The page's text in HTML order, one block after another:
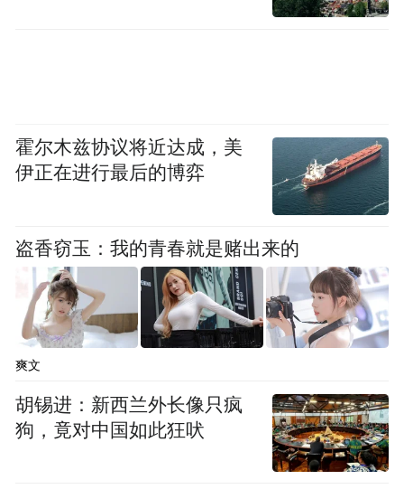
鱼河岸横町
或许在清晨5点，你会带着侥幸的心思探访至
霍尔木兹协议将近达成，美
伊正在进行最后的博弈
盗香窃玉：我的青春就是赌出来的
爽文
胡锡进：新西兰外长像只疯
狗，竟对中国如此狂吠